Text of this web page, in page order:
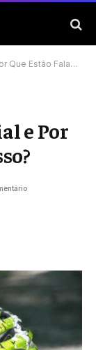
Falando Disso?
e Por